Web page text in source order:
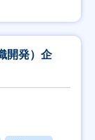
開発）企